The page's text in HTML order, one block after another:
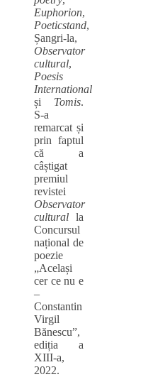
Euphorion,
Poeticstand,
Șangri-la,
Observator
cultural,
Poesis
International
și Tomis.
S-a
remarcat și
prin faptul
că a
câștigat
premiul
revistei
Observator
cultural la
Concursul
național de
poezie
„Același
cer ce nu e
–
Constantin
Virgil
Bănescu”,
ediția a
XIII-a,
2022.